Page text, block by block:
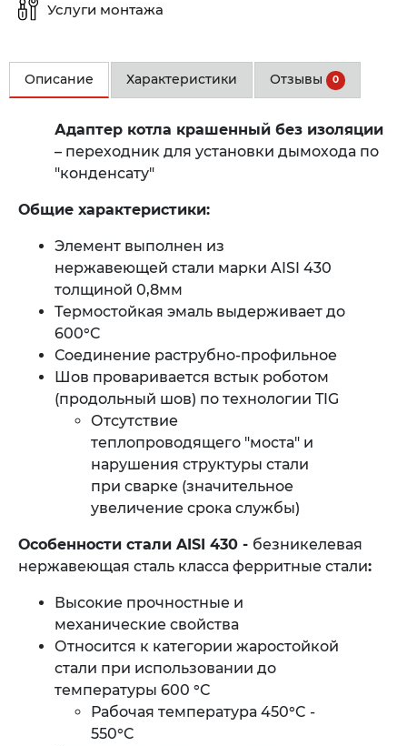
Услуги монтажа
Описание Характеристики Отзывы 0
Адаптер котла крашенный без изоляции
– переходник для установки дымохода по
"конденсату"
Общие характеристики:
Элемент выполнен из
нержавеющей стали марки AISI 430
толщиной 0,8мм
Термостойкая эмаль выдерживает до
600°C
Соединение раструбно-профильное
Шов проваривается встык роботом
(продольный шов) по технологии TIG
Отсутствие
теплопроводящего "моста" и
нарушения структуры стали
при сварке (значительное
увеличение срока службы)
Особенности стали AISI 430 - безникелевая
нержавеющая сталь класса ферритные стали:
Высокие прочностные и
механические свойства
Относится к категории жаростойкой
стали при использовании до
температуры 600 °C
Рабочая температура 450°C -
550°C